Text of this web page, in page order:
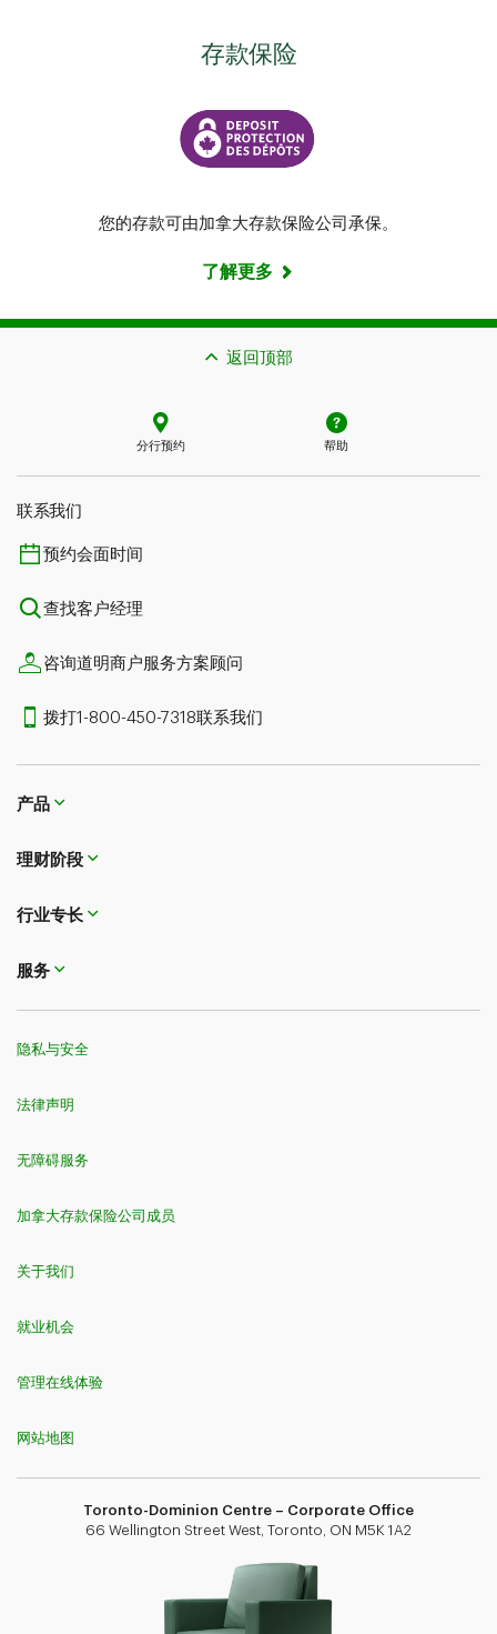
存款保险
您的存款可由加拿大存款保险公司承保。
了解更多
返回顶部
分行预约 帮助
联系我们​​​​​​​
预约会面时间
查找客户经理
咨询道明商户服务方案顾问
拨打1-800-450-7318联系我们
产品
理财阶段
行业专长
服务
隐私与安全
法律声明
无障碍服务
加拿大存款保险公司成员
关于我们
就业机会
管理在线体验
网站地图
Toronto-Dominion Centre – Corporate Office
66 Wellington Street West, Toronto, ON M5K 1A2